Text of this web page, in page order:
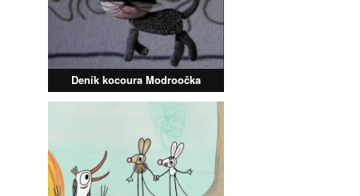
Deník kocoura Modroočka